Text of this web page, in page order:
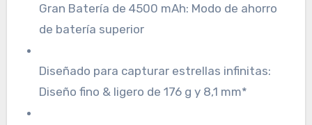
Gran Batería de 4500 mAh: Modo de ahorro
de batería superior
Diseñado para capturar estrellas infinitas:
Diseño fino & ligero de 176 g y 8,1 mm*